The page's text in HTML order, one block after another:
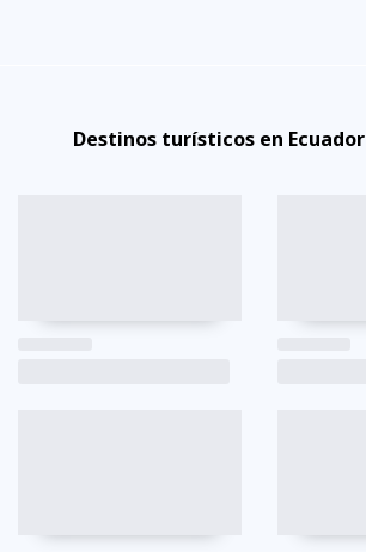
Destinos turísticos en Ecuador